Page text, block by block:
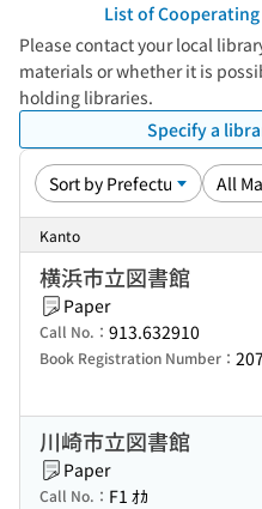
List of
Please contact your local
materials or whether it is
holding libraries.
Specify a
Kanto
横浜市立図書館
Paper
Call No.： 913.632910
Book Registration Number：
川崎市立図書館
Paper
Call No.： F1 ｵｶ